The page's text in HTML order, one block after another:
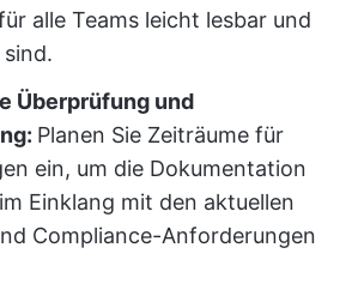
alle Teams leicht lesbar und
Überprüfung und
Planen Sie Zeiträume für
ein, um die Dokumentation
Einklang mit den aktuellen
Compliance-Anforderungen